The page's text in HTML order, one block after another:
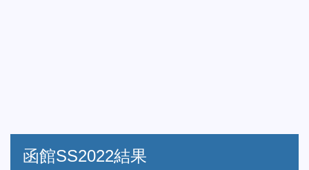
函館SS2022結果